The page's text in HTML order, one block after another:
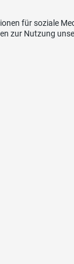
für soziale
zur Nutzung